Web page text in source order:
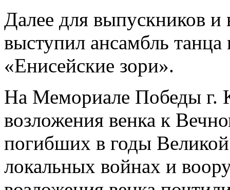
Далее для выпускников и
выступил ансамбль
«Енисейские зори».
На Мемориале Победы г.
возложения венка к
погибших в годы
локальных войнах и